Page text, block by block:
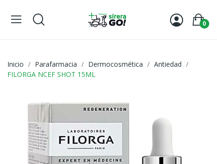
0
Inicio Parafarmacia Dermocosmética
Antiedad
FILORGA NCEF SHOT 15ML